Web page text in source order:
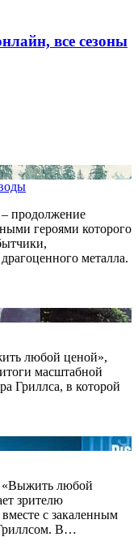
все сезоны
– продолжение
героями которого
металла.
любой ценой»,
масштабной
Гриллса, в которой
«Выжить любой
зрителю
с закаленным
В…